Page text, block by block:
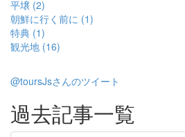
平壌 (2)
朝鮮に行く前に (1)
特典 (1)
観光地 (16)
@toursJsさんのツイート
過去記事一覧